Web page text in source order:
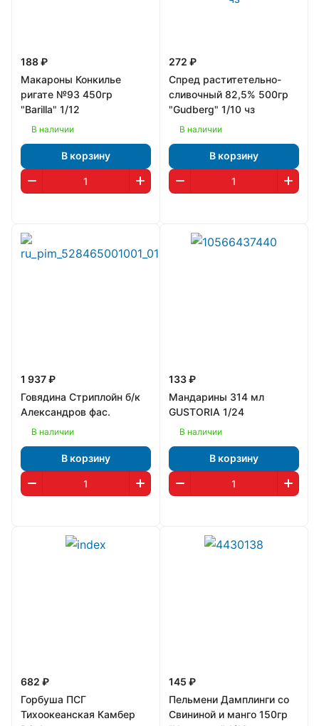
188 ₽
Макароны Конкилье
ригате №93 450гр
"Barilla" 1/12
В наличии
В корзину
272 ₽
Спред раститетельно-
сливочный 82,5% 500гр
"Gudberg" 1/10 чз
В наличии
В корзину
1 937 ₽
Говядина Стриплойн б/к
Александров фас.
В наличии
В корзину
133 ₽
Мандарины 314 мл
GUSTORIA 1/24
В наличии
В корзину
682 ₽
Горбуша ПСГ
Тихоокеанская Камбер
145 ₽
Пельмени Дамплинги со
Свининой и манго 150гр